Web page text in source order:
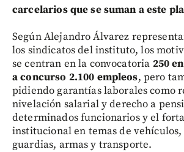
carcelarios que se suman a este
Según Alejandro Álvarez
los sindicatos del instituto, los
se centran en la convocatoria 250
a concurso 2.100 empleos, pero
pidiendo garantías laborales como
nivelación salarial y derecho a
determinados funcionarios y el
institucional en temas de vehículos,
guardias, armas y transporte.